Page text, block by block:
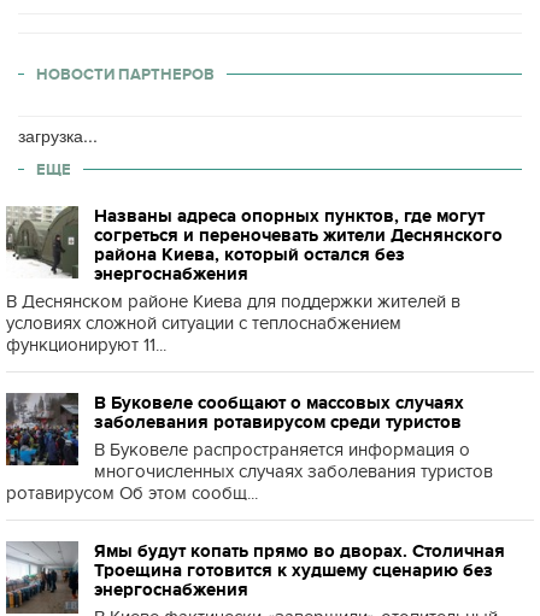
НОВОСТИ ПАРТНЕРОВ
загрузка...
ЕЩЕ
Названы адреса опорных пунктов, где могут
согреться и переночевать жители Деснянского
района Киева, который остался без
энергоснабжения
В Деснянском районе Киева для поддержки жителей в
условиях сложной ситуации с теплоснабжением
функционируют 11...
В Буковеле сообщают о массовых случаях
заболевания ротавирусом среди туристов
В Буковеле распространяется информация о
многочисленных случаях заболевания туристов
ротавирусом Об этом сообщ...
Ямы будут копать прямо во дворах. Столичная
Троещина готовится к худшему сценарию без
энергоснабжения